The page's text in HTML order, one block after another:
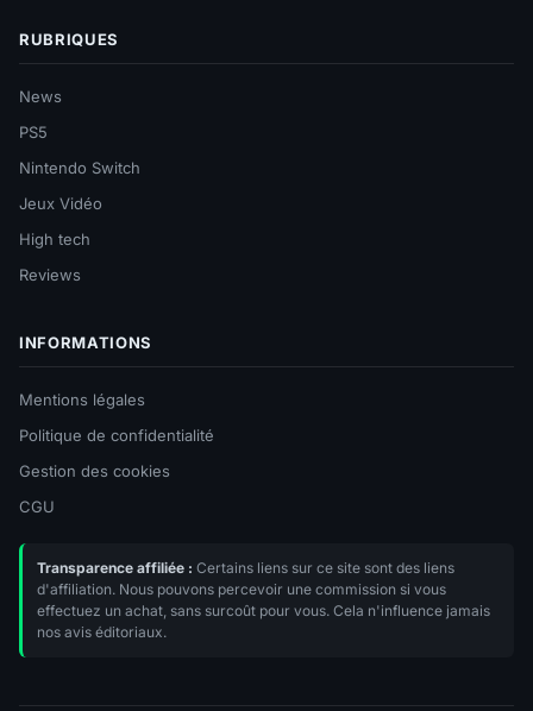
RUBRIQUES
News
PS5
Nintendo Switch
Jeux Vidéo
High tech
Reviews
INFORMATIONS
Mentions légales
Politique de confidentialité
Gestion des cookies
CGU
Transparence affiliée : Certains liens sur ce site sont des liens
d'affiliation. Nous pouvons percevoir une commission si vous
effectuez un achat, sans surcoût pour vous. Cela n'influence jamais
nos avis éditoriaux.